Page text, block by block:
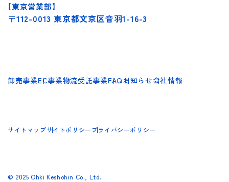
【東京営業部】
〒112-0013 東京都文京区音羽1-16-3
卸売事業EC事業物流受託事業FAQお知らせ会社情報
サイトマップサイトポリシープライバシーポリシー
© 2025 Ohki Keshohin Co., Ltd.